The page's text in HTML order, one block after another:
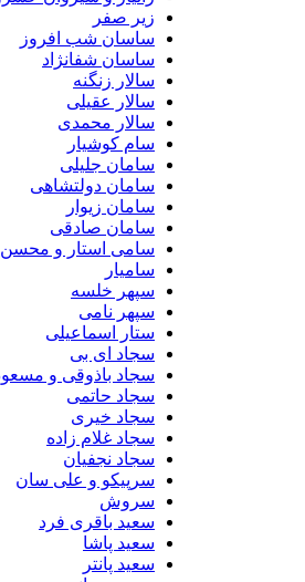
زیر صفر
ساسان شب افروز
ساسان شفانژاد
سالار زنگنه
سالار عقیلی
سالار محمدی
سام کوشیار
سامان جلیلی
سامان دولتشاهی
سامان زیوار
سامان صادقی
سامی استار و محسن راد
سامیار
سپهر خلسه
سپهر نامی
ستار اسماعیلی
سجاد ای بی
سجاد باذوقی و مسعود بیات
سجاد حاتمی
سجاد خیری
سجاد غلام زاده
سجاد نجفیان
سرپیکو و علی سان
سروش
سعید باقری فرد
سعید پاشا
سعید پانتر